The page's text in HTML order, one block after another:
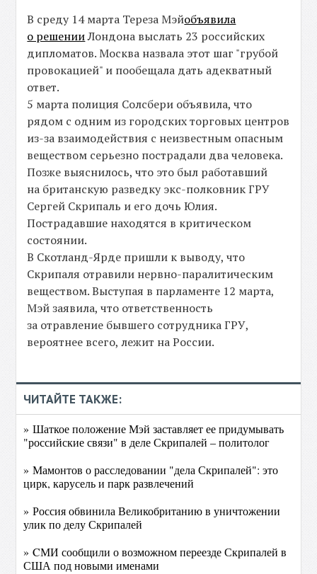
В среду 14 марта Тереза Мэйобъявила
о решенииЛондона выслать 23 российских
дипломатов. Москва назвала этот шаг "грубой
провокацией" и пообещала дать адекватный
ответ.
5 марта полиция Солсбери объявила, что
рядом с одним из городских торговых центров
из-за взаимодействия с неизвестным опасным
веществом серьезно пострадали два человека.
Позже выяснилось, что это был работавший
на британскую разведку экс-полковник ГРУ
Сергей Скрипаль и его дочь Юлия.
Пострадавшие находятся в критическом
состоянии.
В Скотланд-Ярде пришли к выводу, что
Скрипаля отравили нервно-паралитическим
веществом. Выступая в парламенте 12 марта,
Мэй заявила, что ответственность
за отравление бывшего сотрудника ГРУ,
вероятнее всего, лежит на России.
ЧИТАЙТЕ ТАКЖЕ:
» Шаткое положение Мэй заставляет ее придумывать
"российские связи" в деле Скрипалей – политолог
» Мамонтов о расследовании "дела Скрипалей": это
цирк, карусель и парк развлечений
» Россия обвинила Великобританию в уничтожении
улик по делу Скрипалей‍
» CМИ сообщили о возможном переезде Скрипалей в
США под новыми именами